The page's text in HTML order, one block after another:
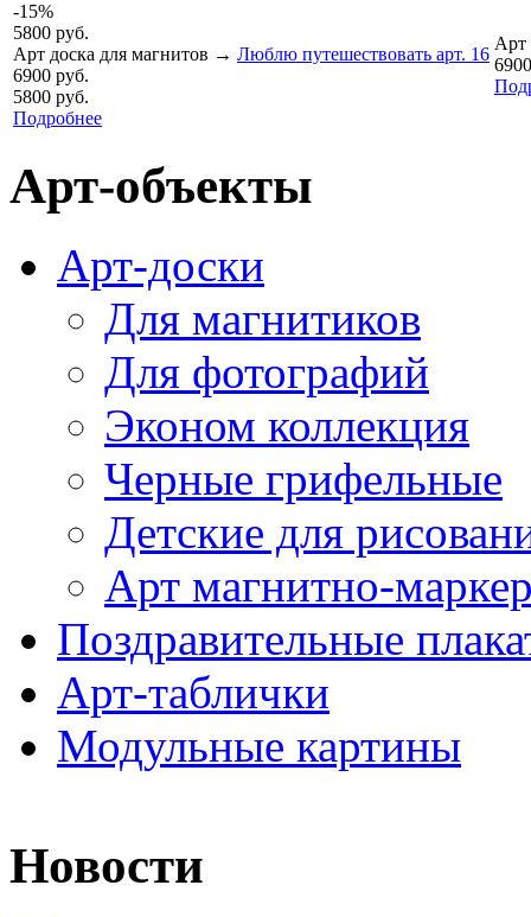
-15%
5800 руб.
Арт доска для магнитов → Люблю путешествовать арт. 16
6900 руб.
5800 руб.
Подробнее
Арт
Арт-объекты
Арт-доски
Для магнитиков
Для фотографий
Эконом коллекция
Черные грифельные
Детские для
Арт магнитно-
Поздравительные
Арт-таблички
Модульные картины
Новости